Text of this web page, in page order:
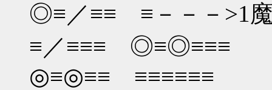
◎≡／≡≡ ≡－－－>1
≡／≡≡≡ ◎≡◎≡≡≡
◎≡◎≡≡ ≡≡≡≡≡≡